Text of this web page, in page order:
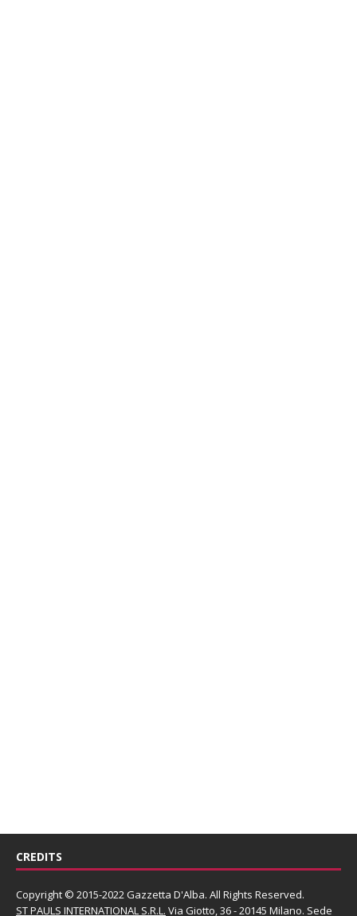
CREDITS
Copyright © 2015-2022 Gazzetta D'Alba. All Rights Reserved.
ST PAULS INTERNATIONAL S.R.L. Via Giotto, 36 - 20145 Milano. Sede